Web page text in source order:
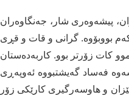
پیشەوەری شار، جەنگاوەران
بووبۆوە. گرانی و قات و قڕی
کات زۆرتر بوو. کاربەدەستان
فەساد گەیشتبووە ئەوپەڕی
و ھاوسەرگیری کارێکی زۆر